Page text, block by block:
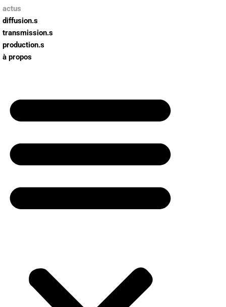
actus
diffusion.s
transmission.s
production.s
à propos